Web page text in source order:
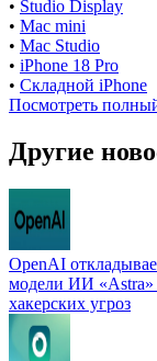
• Studio Display
• Mac mini
• Mac Studio
• iPhone 18 Pro
• Складной iPhone
Посмотреть
Другие
OpenAI
модели ИИ «Astra»
хакерских угроз